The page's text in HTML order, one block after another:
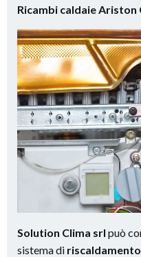
Ricambi caldaie Ariston
Solution Clima srl può
sistema di